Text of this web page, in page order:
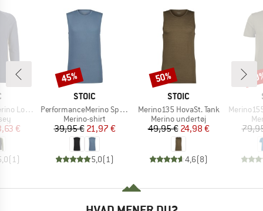
MTB L/S
pris
€
(1 )
MÆRKE
STOIC
Artikel
PerformanceMerino SpikenSt. Tank
Produktgruppe
Merino-shirt
Pris
39,95 €Nedsat pris
21,97 €
5,0(1 )
Rabat
45%
MÆRKE
STOIC
Artikel
Merino135 HovaSt. Tank
Produktgruppe
Merino undertøj
Pris
49,95 €Nedsat pris
24,98 €
4,6(8)
Rabat
50%
Artikel
Merino155